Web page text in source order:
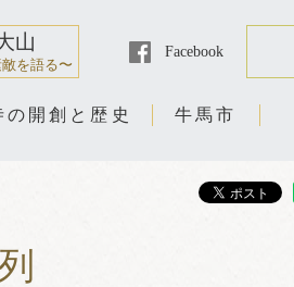
山
を語る〜
Facebook
の開創と歴史 牛馬市